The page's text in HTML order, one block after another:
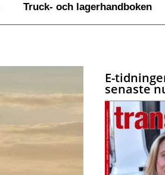
Truck- och lagerhandboken
E-
senaste